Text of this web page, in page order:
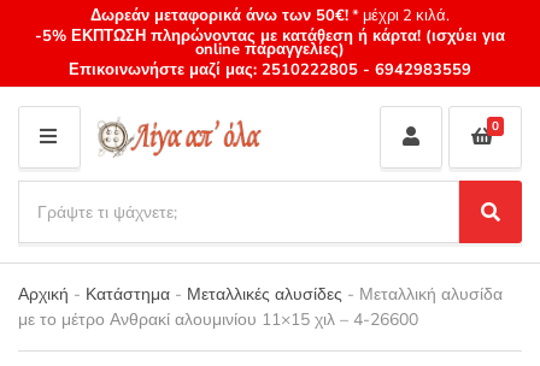
Δωρεάν μεταφορικά άνω των 50€!* μέχρι 2 κιλά.
-5% ΕΚΠΤΩΣΗ πληρώνοντας με κατάθεση ή κάρτα! (ισχύει για
online παραγγελίες)
Επικοινωνήστε μαζί μας: 2510222805 - 6942983559
M
E
N
U
Category
name
a
r
c
h
p
S
e
a
r
0
Αρχική - Κατάστημα - Μεταλλικές αλυσίδες - Μεταλλική αλυσίδα
με το μέτρο Ανθρακί αλουμινίου 11×15 χιλ – 4-26600